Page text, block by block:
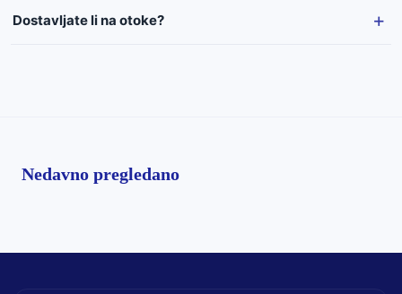
Dostavljate li na otoke?
Nedavno pregledano